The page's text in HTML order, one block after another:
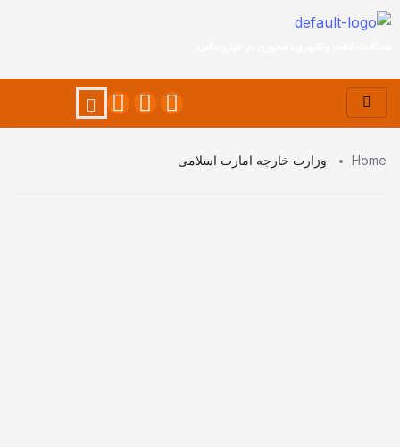
Home وزارت خارجه امارت اسلامی